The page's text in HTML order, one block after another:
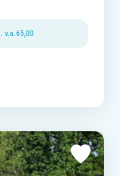
v.a.65,00